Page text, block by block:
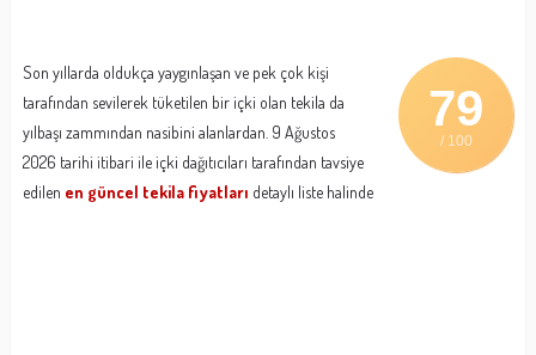
79
/ 100
Son yıllarda oldukça yaygınlaşan ve pek çok kişi
tarafından sevilerek tüketilen bir içki olan tekila da
yılbaşı zammından nasibini alanlardan. 9 Ağustos
2026 tarihi itibari ile içki dağıtıcıları tarafından tavsiye
edilen en güncel tekila fiyatları detaylı liste halinde